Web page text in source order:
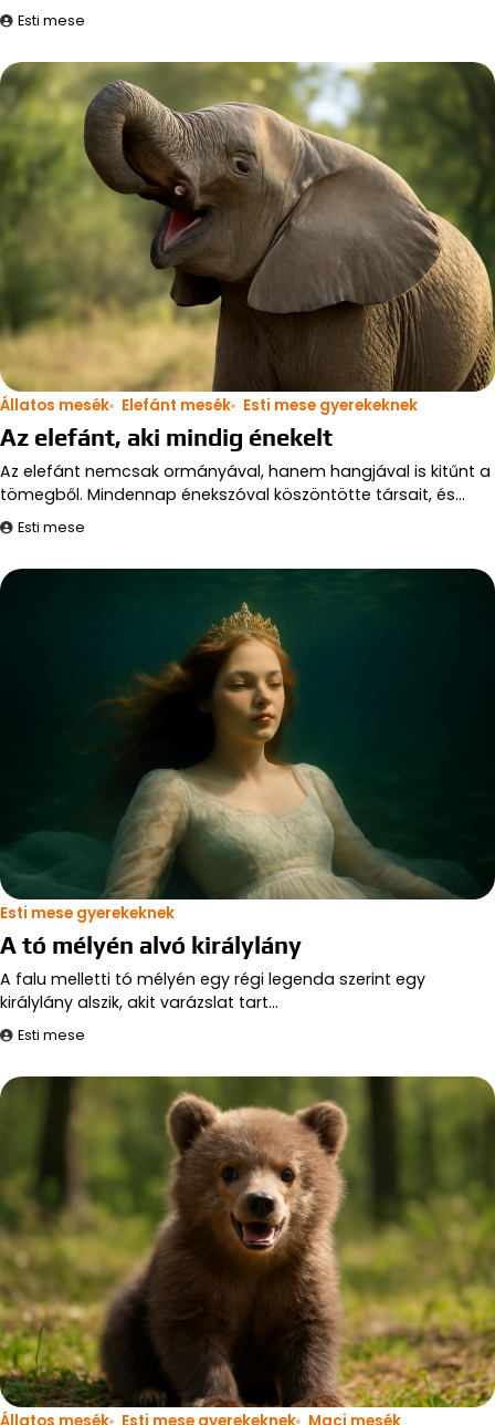
Esti mese
Állatos mesék Elefánt mesék Esti mese gyerekeknek
Az elefánt, aki mindig énekelt
Az elefánt nemcsak ormányával, hanem hangjával is kitűnt a
tömegből. Mindennap énekszóval köszöntötte társait, és…
Esti mese
Esti mese gyerekeknek
A tó mélyén alvó királylány
A falu melletti tó mélyén egy régi legenda szerint egy
királylány alszik, akit varázslat tart…
Esti mese
Állatos mesék Esti mese gyerekeknek Maci mesék